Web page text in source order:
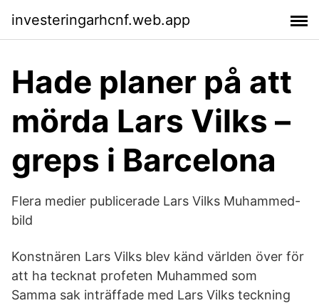
investeringarhcnf.web.app
Hade planer på att
mörda Lars Vilks –
greps i Barcelona
Flera medier publicerade Lars Vilks Muhammed-
bild
Konstnären Lars Vilks blev känd världen över för
att ha tecknat profeten Muhammed som
Samma sak inträffade med Lars Vilks teckning